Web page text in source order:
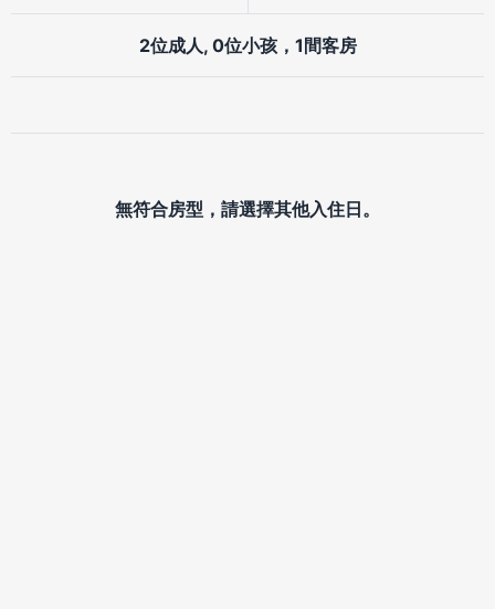
2位成人, 0位小孩，1間客房
無符合房型，請選擇其他入住日。